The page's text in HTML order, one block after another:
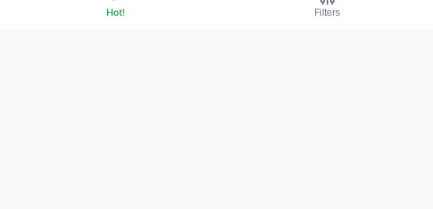
Hot! Filters